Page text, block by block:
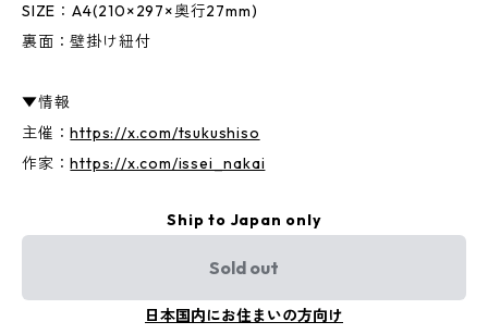
SIZE：A4(210×297×奥行27mm)
裏面：壁掛け紐付
▼情報
主催：https://x.com/tsukushiso
作家：https://x.com/issei_nakai
Ship to Japan only
Sold out
日本国内にお住まいの方向け